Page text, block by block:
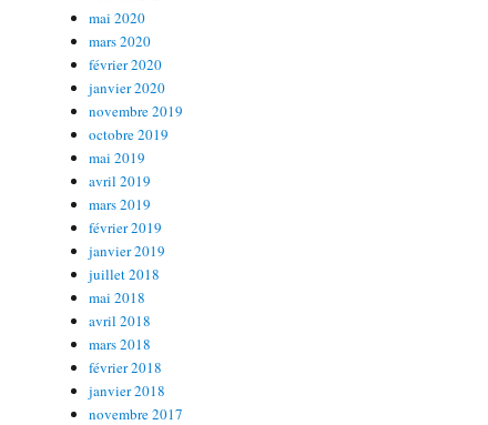
mai 2020
mars 2020
février 2020
janvier 2020
novembre 2019
octobre 2019
mai 2019
avril 2019
mars 2019
février 2019
janvier 2019
juillet 2018
mai 2018
avril 2018
mars 2018
février 2018
janvier 2018
novembre 2017